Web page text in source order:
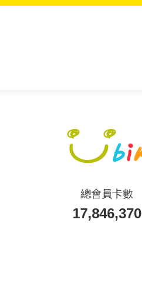
總會員卡數
17,846,370